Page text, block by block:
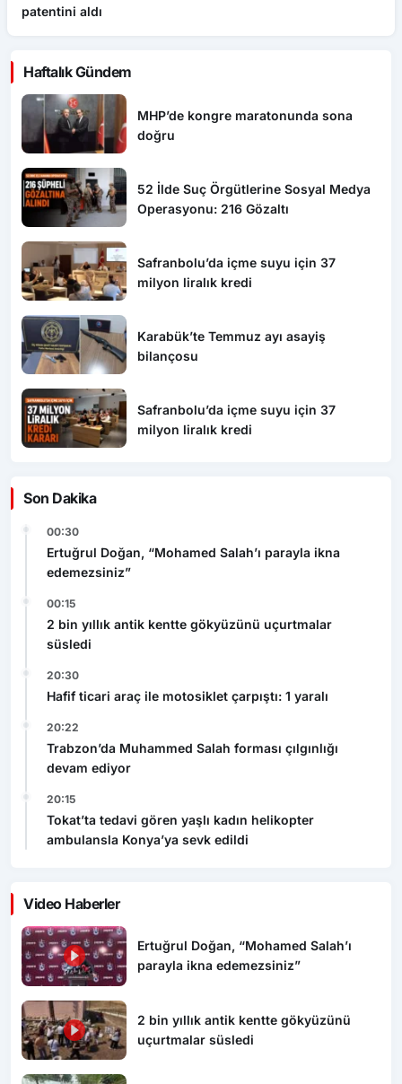
patentini aldı
Haftalık Gündem
MHP’de kongre maratonunda sona
doğru
52 İlde Suç Örgütlerine Sosyal Medya
Operasyonu: 216 Gözaltı
Safranbolu’da içme suyu için 37
milyon liralık kredi
Karabük’te Temmuz ayı asayiş
bilançosu
Safranbolu’da içme suyu için 37
milyon liralık kredi
Son Dakika
00:30
Ertuğrul Doğan, “Mohamed Salah’ı parayla ikna
edemezsiniz”
00:15
2 bin yıllık antik kentte gökyüzünü uçurtmalar
süsledi
20:30
Hafif ticari araç ile motosiklet çarpıştı: 1 yaralı
20:22
Trabzon’da Muhammed Salah forması çılgınlığı
devam ediyor
20:15
Tokat’ta tedavi gören yaşlı kadın helikopter
ambulansla Konya’ya sevk edildi
Video Haberler
Ertuğrul Doğan, “Mohamed Salah’ı
parayla ikna edemezsiniz”
2 bin yıllık antik kentte gökyüzünü
uçurtmalar süsledi